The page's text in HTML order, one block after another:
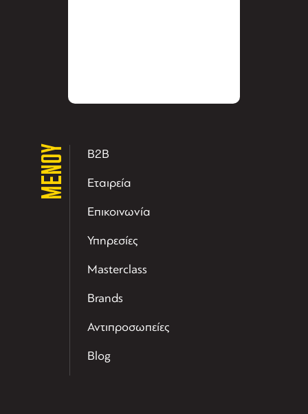
ΜΕΝΟΥ B2B
Εταιρεία
Επικοινωνία
Υπηρεσίες
Masterclass
Brands
Αντιπροσωπείες
Blog